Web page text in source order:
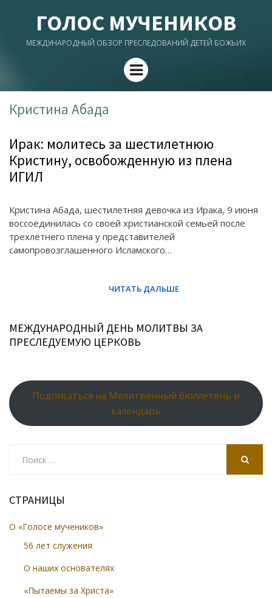
ГОЛОС МУЧЕНИКОВ
МЕЖДУНАРОДНЫЙ ОБЗОР ПРЕСЛЕДОВАНИЙ ДЕТЕЙ БОЖЬИХ
Menu
Кристина Абада
Ирак: молитесь за шестилетнюю
Кристину, освобожденную из плена
ИГИЛ
Кристина Абада, шестилетняя девочка из Ирака, 9 июня
воссоединилась со своей христианской семьей после
трехлетнего плена у представителей
самопровозглашенного Исламского…
МЕЖДУНАРОДНЫЙ ДЕНЬ МОЛИТВЫ ЗА
ПРЕСЛЕДУЕМУЮ ЦЕРКОВЬ
Подписаться на Молитвенный бюллетень и
календарь
СТРАНИЦЫ
О «Голосе мучеников»
56 лет служения
О наших основателях
«Пытаемы за Христа»